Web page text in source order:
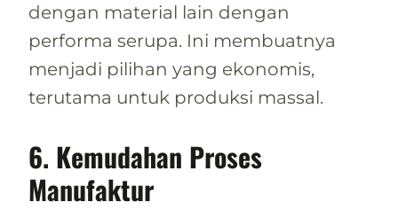
dengan material lain dengan
performa serupa. Ini membuatnya
menjadi pilihan yang ekonomis,
terutama untuk produksi massal.
6. Kemudahan Proses
Manufaktur